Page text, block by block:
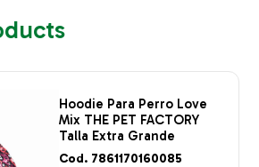
Hoodie Para Perro Love
Mix THE PET FACTORY
Talla Extra Grande
Cod. 7861170160085